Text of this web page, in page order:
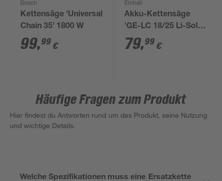
Bosch
Kettensäge 'Universal
Chain 35' 1800 W
99,99 €
Einhell
Akku-Kettensäge
'GE-LC 18/25 Li-Solo'
ohne Akku 18 V 25 cm
79,99 €
Häufige Fragen zum Produkt
Hier findest du Antworten rund um das Produkt, seine Nutzung
und wichtige Details.
Welche Spezifikationen muss eine Ersatzkette